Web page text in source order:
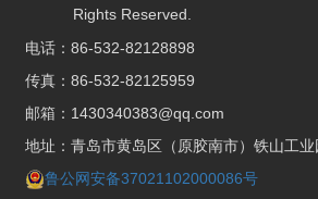
Rights Reserved.
电话：86-532-82128898
传真：86-532-82125959
邮箱：1430340383@qq.com
地址：青岛市黄岛区（原胶南市）铁山工
鲁公网安备37021102000086号